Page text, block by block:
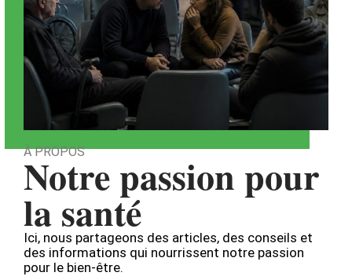
À PROPOS
Notre passion pour
la santé
Ici, nous partageons des articles, des conseils et
des informations qui nourrissent notre passion
pour le bien-être.